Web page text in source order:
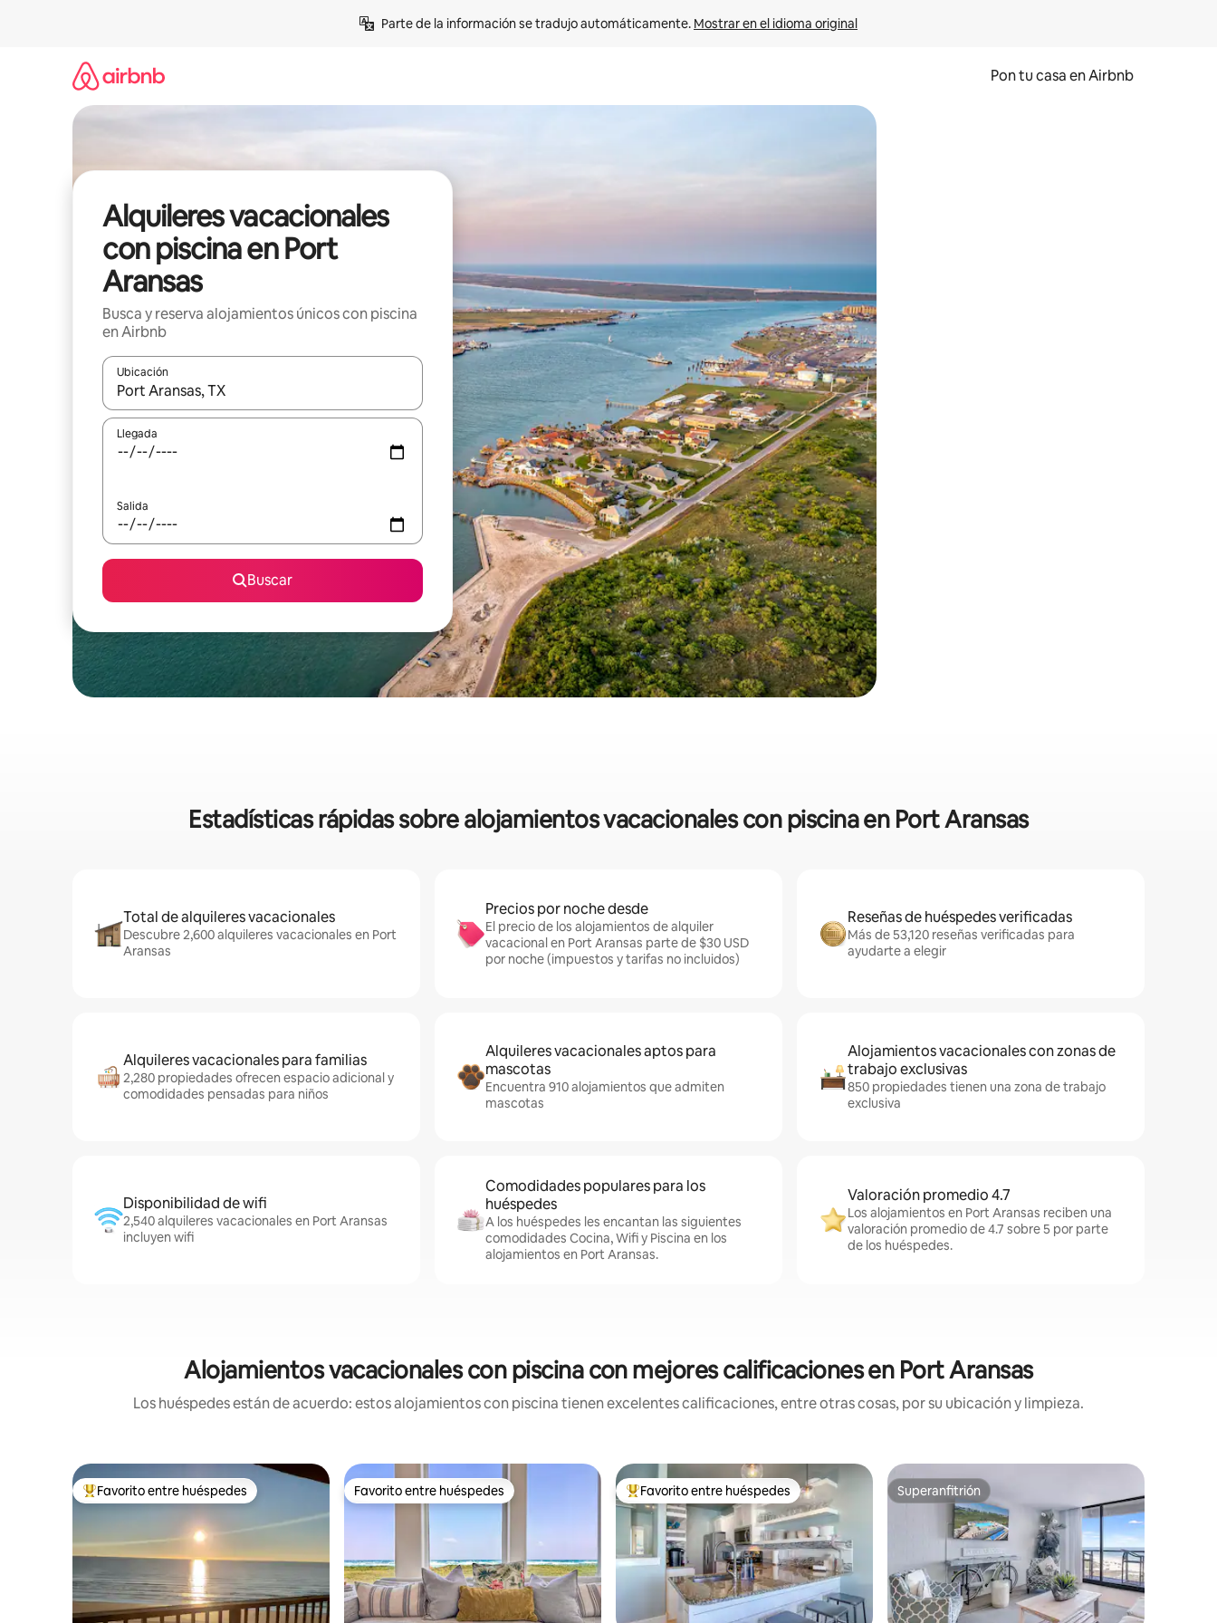
Parte de la información se tradujo automáticamente. Mostrar en el idioma original
Pon tu casa en Airbnb
Alquileres vacacionales
con piscina en Port
Aransas
Busca y reserva alojamientos únicos con piscina
en Airbnb
Ubicación
Cuando los resultados estén disponibles, navega con las teclas de flecha hacia arriba y hacia abajo o explora con el tacto o desliza el dedo.
Llegada
Salida
Buscar
Estadísticas rápidas sobre alojamientos vacacionales con piscina en Port Aransas
Total de alquileres vacacionales
Descubre 2,600 alquileres vacacionales en Port
Aransas
Precios por noche desde
El precio de los alojamientos de alquiler
vacacional en Port Aransas parte de $30 USD
por noche (impuestos y tarifas no incluidos)
Reseñas de huéspedes verificadas
Más de 53,120 reseñas verificadas para
ayudarte a elegir
Alquileres vacacionales para familias
2,280 propiedades ofrecen espacio adicional y
comodidades pensadas para niños
Alquileres vacacionales aptos para
mascotas
Encuentra 910 alojamientos que admiten
mascotas
Alojamientos vacacionales con zonas de
trabajo exclusivas
850 propiedades tienen una zona de trabajo
exclusiva
Disponibilidad de wifi
2,540 alquileres vacacionales en Port Aransas
incluyen wifi
Comodidades populares para los
huéspedes
A los huéspedes les encantan las siguientes
comodidades Cocina, Wifi y Piscina en los
alojamientos en Port Aransas.
Valoración promedio 4.7
Los alojamientos en Port Aransas reciben una
valoración promedio de 4.7 sobre 5 por parte
de los huéspedes.
Alojamientos vacacionales con piscina con mejores calificaciones en Port Aransas
Los huéspedes están de acuerdo: estos alojamientos con piscina tienen excelentes calificaciones, entre otras cosas, por su ubicación y limpieza.
Favorito entre huéspedes preferido
Favorito entre huéspedes Favorito entre huéspedes
Favorito entre huéspedes Favorito entre huéspedes preferido
Favorito entre huéspedes Superanfitrión
Superanfitrión